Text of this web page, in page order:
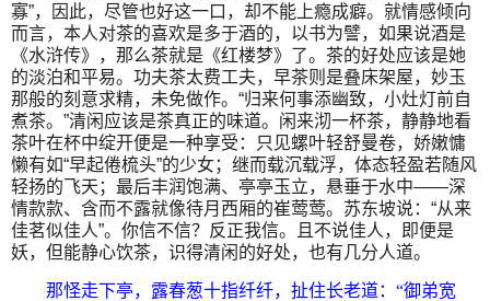
寡”，因此，尽管也好这一口，却不能上瘾成癖。就情感倾向
而言，本人对茶的喜欢是多于酒的，以书为譬，如果说酒是
《水浒传》，那么茶就是《红楼梦》了。茶的好处应该是她
的淡泊和平易。功夫茶太费工夫，早茶则是叠床架屋，妙玉
那般的刻意求精，未免做作。“归来何事添幽致，小灶灯前自
煮茶。”清闲应该是茶真正的味道。闲来沏一杯茶，静静地看
茶叶在杯中绽开便是一种享受：只见螺叶轻舒曼卷，娇嫩慵
懒有如“早起倦梳头”的少女；继而载沉载浮，体态轻盈若随风
轻扬的飞天；最后丰润饱满、亭亭玉立，悬垂于水中——深
情款款、含而不露就像待月西厢的崔莺莺。苏东坡说：“从来
佳茗似佳人”。你信不信？反正我信。且不说佳人，即便是
妖，但能静心饮茶，识得清闲的好处，也有几分人道。
那怪走下亭，露春葱十指纤纤，扯住长老道：“御弟宽